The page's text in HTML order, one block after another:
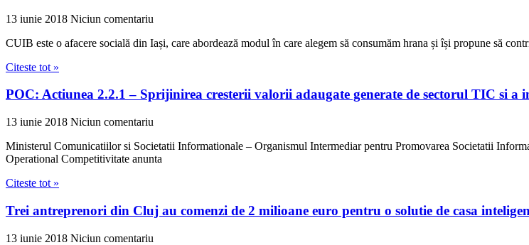
13 iunie 2018 Niciun comentariu
CUIB este o afacere socială din Iași, care abordează modul în care alegem să consumăm hrana și își propune să
Citeste tot »
POC: Actiunea 2.2.1 – Sprijinirea cresterii valorii adaugate generate de sectorul TIC si
13 iunie 2018 Niciun comentariu
Ministerul Comunicatiilor si Societatii Informationale – Organismul Intermediar pentru Promovarea Societatii
Operational Competitivitate anunta
Citeste tot »
Trei antreprenori din Cluj au comenzi de 2 milioane euro pentru o solutie de casa
13 iunie 2018 Niciun comentariu